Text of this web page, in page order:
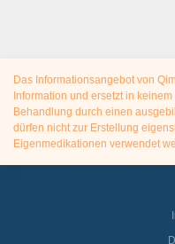
Das Informationsangebot von
Information und ersetzt in
Behandlung durch einen
dürfen nicht zur Erstellung
Eigenmedikationen verwendet